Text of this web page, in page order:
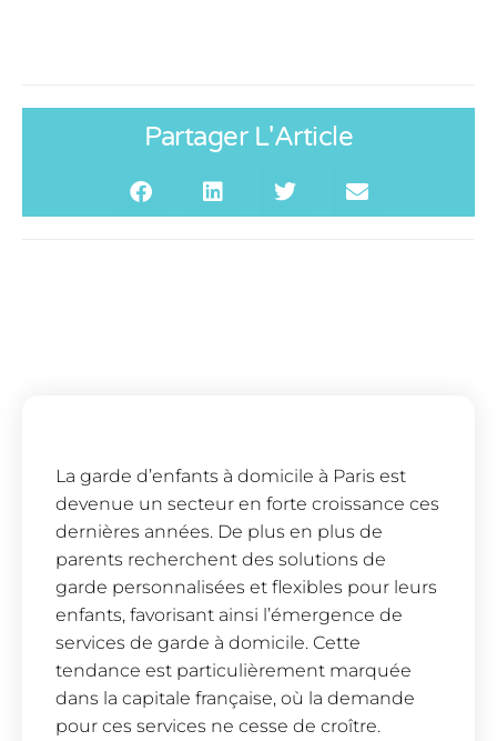
Partager L'Article
La garde d’enfants à domicile à Paris est
devenue un secteur en forte croissance ces
dernières années. De plus en plus de
parents recherchent des solutions de
garde personnalisées et flexibles pour leurs
enfants, favorisant ainsi l’émergence de
services de garde à domicile. Cette
tendance est particulièrement marquée
dans la capitale française, où la demande
pour ces services ne cesse de croître.